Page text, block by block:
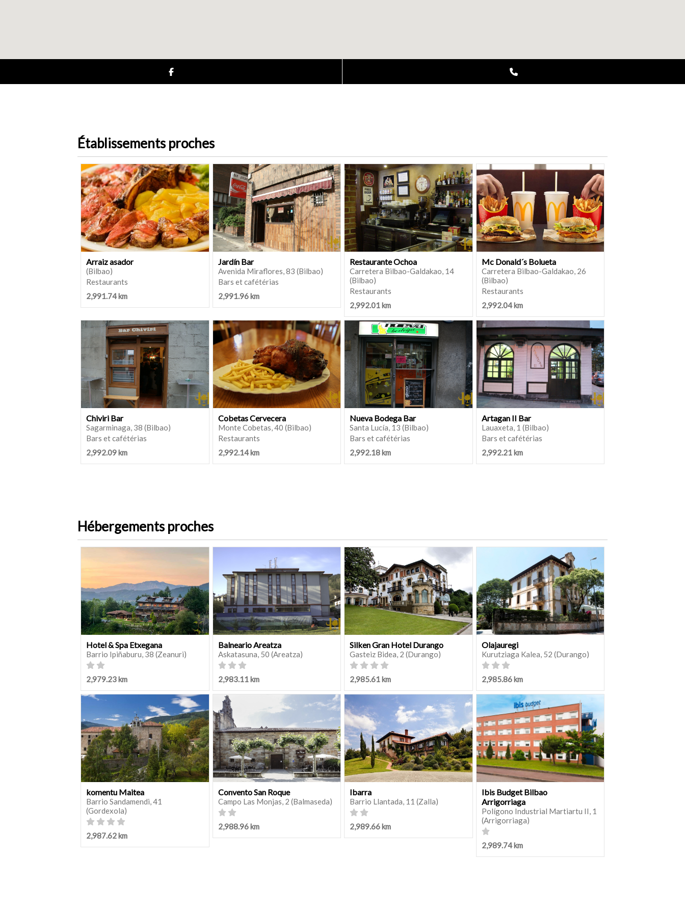
Établissements proches
Arraiz asador
(Bilbao)
Restaurants
2,991.74 km
Jardín Bar
Avenida Miraflores, 83 (Bilbao)
Bars et cafétérias
2,991.96 km
Restaurante Ochoa
Carretera Bilbao-Galdakao, 14
(Bilbao)
Restaurants
2,992.01 km
Mc Donald´s Bolueta
Carretera Bilbao-Galdakao, 26
(Bilbao)
Restaurants
2,992.04 km
Chiviri Bar
Sagarminaga, 38 (Bilbao)
Bars et cafétérias
2,992.09 km
Cobetas Cervecera
Monte Cobetas, 40 (Bilbao)
Restaurants
2,992.14 km
Nueva Bodega Bar
Santa Lucía, 13 (Bilbao)
Bars et cafétérias
2,992.18 km
Artagan II Bar
Lauaxeta, 1 (Bilbao)
Bars et cafétérias
2,992.21 km
Hébergements proches
Hotel & Spa Etxegana
Barrio Ipiñaburu, 38 (Zeanuri)
2,979.23 km
Balneario Areatza
Askatasuna, 50 (Areatza)
2,983.11 km
Silken Gran Hotel Durango
Gasteiz Bidea, 2 (Durango)
2,985.61 km
Olajauregi
Kurutziaga Kalea, 52 (Durango)
2,985.86 km
komentu Maitea
Barrio Sandamendi, 41
(Gordexola)
2,987.62 km
Convento San Roque
Campo Las Monjas, 2 (Balmaseda)
2,988.96 km
Ibarra
Barrio Llantada, 11 (Zalla)
2,989.66 km
Ibis Budget Bilbao
Arrigorriaga
Polígono Industrial Martiartu II, 1
(Arrigorriaga)
2,989.74 km